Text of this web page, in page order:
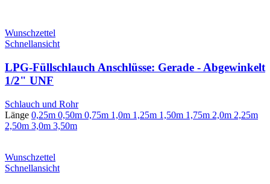
Wunschzettel
Schnellansicht
LPG-Füllschlauch Anschlüsse: Gerade - Abgewinkelt
1/2" UNF
Schlauch und Rohr
Länge 0,25m 0,50m 0,75m 1,0m 1,25m 1,50m 1,75m 2,0m 2,25m
2,50m 3,0m 3,50m
Wunschzettel
Schnellansicht